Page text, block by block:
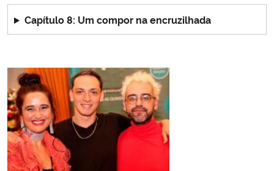
Capítulo 8: Um compor na encruzilhada